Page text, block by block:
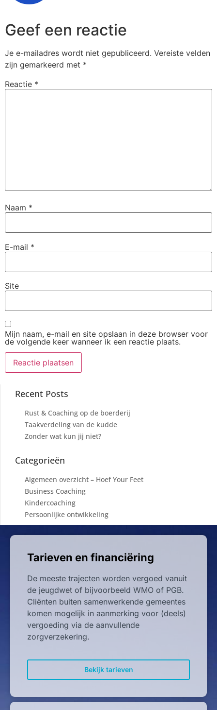
Geef een reactie
Je e-mailadres wordt niet gepubliceerd. Vereiste velden
zijn gemarkeerd met *
Reactie *
Naam *
E-mail *
Site
Mijn naam, e-mail en site opslaan in deze browser voor
de volgende keer wanneer ik een reactie plaats.
Recent Posts
Rust & Coaching op de boerderij
Taakverdeling van de kudde
Zonder wat kun jij niet?
Categorieën
Algemeen overzicht – Hoef Your Feet
Business Coaching
Kindercoaching
Persoonlijke ontwikkeling
Tarieven en financiëring
De meeste trajecten worden vergoed vanuit
de jeugdwet of bijvoorbeeld WMO of PGB.
Cliënten buiten samenwerkende gemeentes
komen mogelijk in aanmerking voor (deels)
vergoeding via de aanvullende
zorgverzekering.
Bekijk tarieven